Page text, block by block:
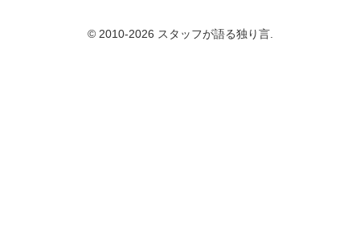
© 2010-2026 スタッフが語る独り言.